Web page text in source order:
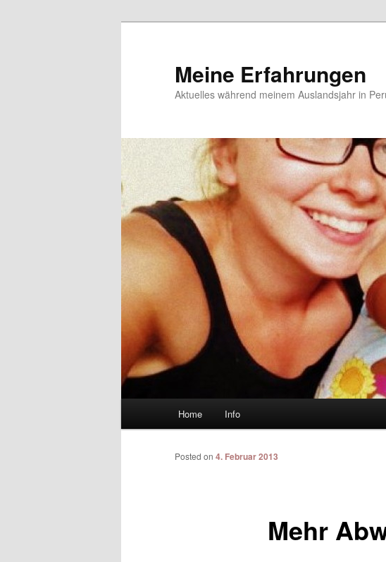
Meine Erfahrungen
Aktuelles während meinem Auslandsjahr in
Skip to primary content
Skip to secondary content
Home Info
Mehr
Posted on 4. Februar 2013